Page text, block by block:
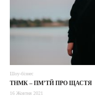
Шоу-бізнес
ТНМК – ПМ’ТЙ ПРО ЩАСТЯ
16 Жовтня 2021